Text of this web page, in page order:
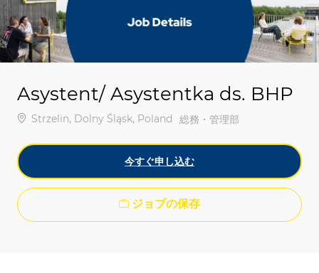
Asystent/ Asystentka ds. BHP
場所Strzelin, Dolny Śląsk, Poland カテゴリ
総務・管理部
今すぐ申し込む
ジョブの保存